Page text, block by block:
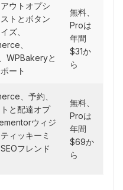
ウトオプシ
トとボタン
ズ、
、
WPBakeryと
ート
無料、
Proは
年間
$31か
ら
、予約、
と配達オプ
ウィジ
ィッキーミ
フレンド
無料、
Proは
年間
$69か
ら